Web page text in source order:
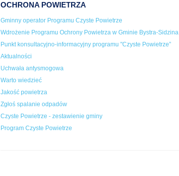
OCHRONA POWIETRZA
Gminny operator Programu Czyste Powietrze
Wdrożenie Programu Ochrony Powietrza w Gminie Bystra-Sidzina
Punkt konsultacyjno-informacyjny programu "Czyste Powietrze”
Aktualności
Uchwała antysmogowa
Warto wiedzieć
Jakość powietrza
Zgłoś spalanie odpadów
Czyste Powietrze - zestawienie gminy
Program Czyste Powietrze